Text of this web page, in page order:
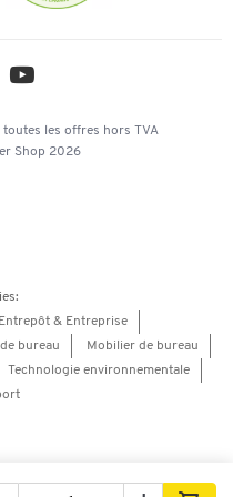
toutes les offres hors TVA
Shop 2026
Entrepôt & Entreprise
bureau
Mobilier de bureau
Technologie environnementale